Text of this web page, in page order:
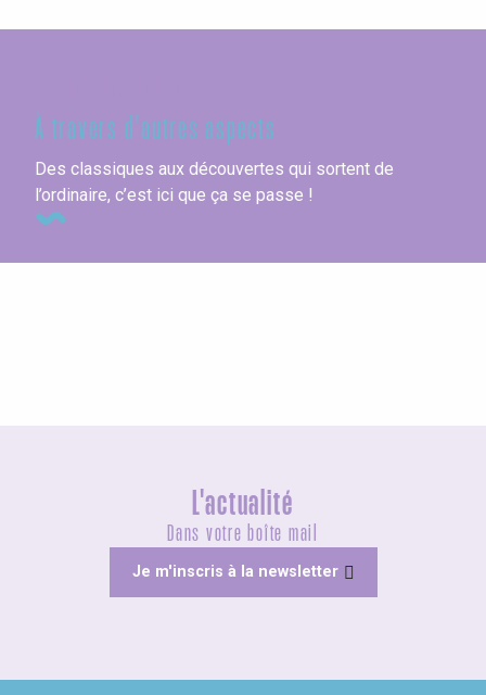
À travers d'autres aspects
Des classiques aux découvertes qui sortent de
l’ordinaire, c’est ici que ça se passe !
L'actualité
Dans votre boîte mail
Je m'inscris à la newsletter